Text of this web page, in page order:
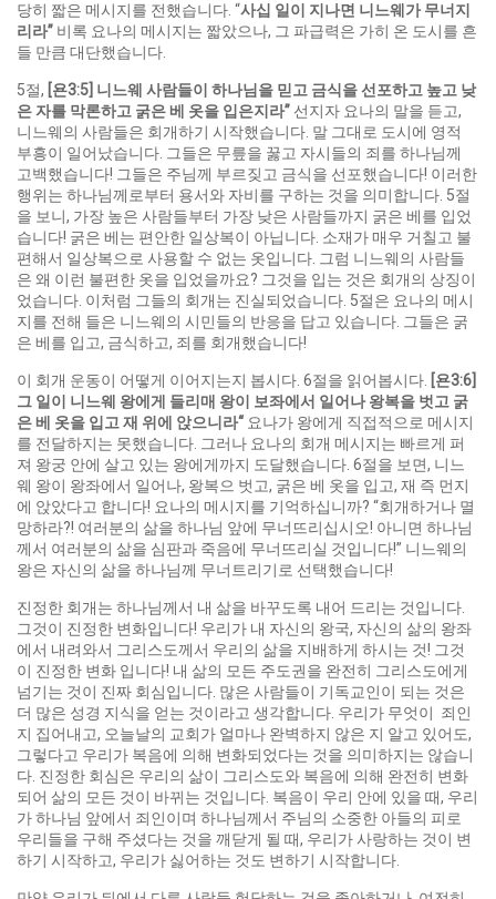
당히 짧은 메시지를 전했습니다. “사십 일이 지나면 니느웨가 무너지
리라” 비록 요나의 메시지는 짧았으나, 그 파급력은 가히 온 도시를 흔
들 만큼 대단했습니다.
5절, 욘3:5] 니느웨 사람들이 하나님을 믿고 금식을 선포하고 높고 낮
은 자를 막론하고 굵은 베 옷을 입은지라” 선지자 요나의 말을 듣고,
니느웨의 사람들은 회개하기 시작했습니다. 말 그대로 도시에 영적
부흥이 일어났습니다. 그들은 무릎을 꿇고 자시들의 죄를 하나님께
고백했습니다! 그들은 주님께 부르짖고 금식을 선포했습니다! 이러한
행위는 하나님께로부터 용서와 자비를 구하는 것을 의미합니다. 5절
을 보니, 가장 높은 사람들부터 가장 낮은 사람들까지 굵은 베를 입었
습니다! 굵은 베는 편안한 일상복이 아닙니다. 소재가 매우 거칠고 불
편해서 일상복으로 사용할 수 없는 옷입니다. 그럼 니느웨의 사람들
은 왜 이런 불편한 옷을 입었을까요? 그것을 입는 것은 회개의 상징이
었습니다. 이처럼 그들의 회개는 진실되었습니다. 5절은 요나의 메시
지를 전해 들은 니느웨의 시민들의 반응을 답고 있습니다. 그들은 굵
은 베를 입고, 금식하고, 죄를 회개했습니다!
이 회개 운동이 어떻게 이어지는지 봅시다. 6절을 읽어봅시다. 욘3:6]
그 일이 니느웨 왕에게 들리매 왕이 보좌에서 일어나 왕복을 벗고 굵
은 베 옷을 입고 재 위에 앉으니라“ 요나가 왕에게 직접적으로 메시지
를 전달하지는 못했습니다. 그러나 요나의 회개 메시지는 빠르게 퍼
져 왕궁 안에 살고 있는 왕에게까지 도달했습니다. 6절을 보면, 니느
웨 왕이 왕좌에서 일어나, 왕복으 벗고, 굵은 베 옷을 입고, 재 즉 먼지
에 앉았다고 합니다! 요나의 메시지를 기억하십니까? “회개하거나 멸
망하라?! 여러분의 삶을 하나님 앞에 무너뜨리십시오! 아니면 하나님
께서 여러분의 삶을 심판과 죽음에 무너뜨리실 것입니다!” 니느웨의
왕은 자신의 삶을 하나님께 무너트리기로 선택했습니다!
진정한 회개는 하나님께서 내 삶을 바꾸도록 내어 드리는 것입니다.
그것이 진정한 변화입니다! 우리가 내 자신의 왕국, 자신의 삶의 왕좌
에서 내려와서 그리스도께서 우리의 삶을 지배하게 하시는 것! 그것
이 진정한 변화 입니다! 내 삶의 모든 주도권을 완전히 그리스도에게
넘기는 것이 진짜 회심입니다. 많은 사람들이 기독교인이 되는 것은
더 많은 성경 지식을 얻는 것이라고 생각합니다. 우리가 무엇이 죄인
지 집어내고, 오늘날의 교회가 얼마나 완벽하지 않은 지 알고 있어도,
그렇다고 우리가 복음에 의해 변화되었다는 것을 의미하지는 않습니
다. 진정한 회심은 우리의 삶이 그리스도와 복음에 의해 완전히 변화
되어 삶의 모든 것이 바뀌는 것입니다. 복음이 우리 안에 있을 때, 우리
가 하나님 앞에서 죄인이며 하나님께서 주님의 소중한 아들의 피로
우리들을 구해 주셨다는 것을 깨닫게 될 때, 우리가 사랑하는 것이 변
하기 시작하고, 우리가 싫어하는 것도 변하기 시작합니다.